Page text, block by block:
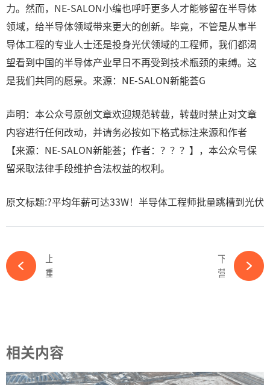
力。然而，NE-SALON小编也呼吁更多人才能够留在半导体
领域，给半导体领域带来更大的创新。毕竟，不管是从事半
导体工程的专业人士还是投身光伏领域的工程师，我们都渴
望看到中国的半导体产业早日不再受到技术瓶颈的束缚。这
是我们共同的愿景。来源：NE-SALON新能荟G
声明：本公众号原创文章欢迎规范转载，转载时禁止对文章
内容进行任何改动，并请务必按如下格式标注来源和作者
【来源：NE-SALON新能荟；作者：？？？】，本公众号保
留采取法律手段维护合法权益的权利。
原文标题:?平均年薪可达33W！半导体工程师批量跳槽到光伏
下一篇
营利双增！快可电子归母净利润同比增长86.16%-ky体育APP官网下载
相关内容